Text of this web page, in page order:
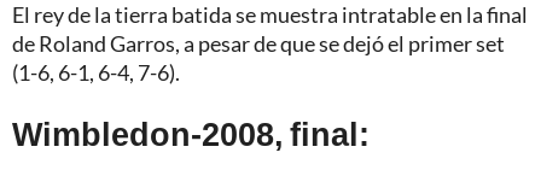
El rey de la tierra batida se muestra intratable en la final
de Roland Garros, a pesar de que se dejó el primer set
(1-6, 6-1, 6-4, 7-6).
Wimbledon-2008, final: